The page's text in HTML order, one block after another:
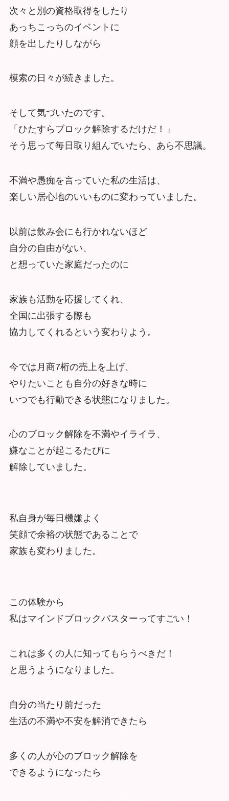
次々と別の資格取得をしたり
あっちこっちのイベントに
顔を出したりしながら
模索の日々が続きました。
そして気づいたのです。
「ひたすらブロック解除するだけだ！」
そう思って毎日取り組んでいたら、あら不思議。
不満や愚痴を言っていた私の生活は、
楽しい居心地のいいものに変わっていました。
以前は飲み会にも行かれないほど
自分の自由がない、
と想っていた家庭だったのに
家族も活動を応援してくれ、
全国に出張する際も
協力してくれるという変わりよう。
今では月商7桁の売上を上げ、
やりたいことも自分の好きな時に
いつでも行動できる状態になりました。
心のブロック解除を不満やイライラ、
嫌なことが起こるたびに
解除していました。
私自身が毎日機嫌よく
笑顔で余裕の状態であることで
家族も変わりました。
この体験から
私はマインドブロックバスターってすごい！
これは多くの人に知ってもらうべきだ！
と思うようになりました。
自分の当たり前だった
生活の不満や不安を解消できたら
多くの人が心のブロック解除を
できるようになったら